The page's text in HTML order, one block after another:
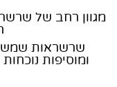
מגוון רחב של
שרשראות
ומוסיפות